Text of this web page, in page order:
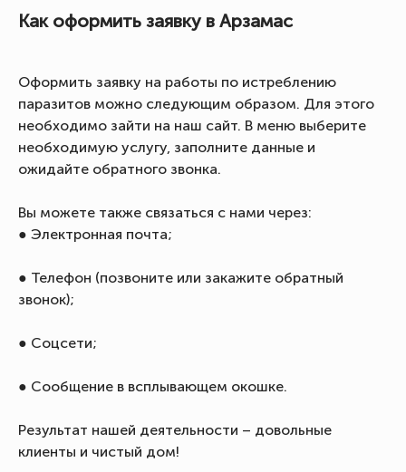
Как оформить заявку в Арзамас
Оформить заявку на работы по истреблению
паразитов можно следующим образом. Для этого
необходимо зайти на наш сайт. В меню выберите
необходимую услугу, заполните данные и
ожидайте обратного звонка.
Вы можете также связаться с нами через:
● Электронная почта;
● Телефон (позвоните или закажите обратный
звонок);
● Соцсети;
● Сообщение в всплывающем окошке.
Результат нашей деятельности – довольные
клиенты и чистый дом!